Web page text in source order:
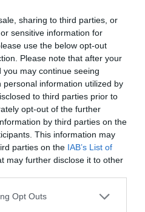
sharing to third parties, or
sensitive information for
use the below opt-out
Please note that after your
may continue seeing
information utilized by
to third parties prior to
opt-out of the further
by third parties on the
This information may
parties on the IAB’s List of
may further disclose it to other
app uses one or more Google
Opt Outs
οι Ουκρανοί:
πόλη μετά την
των Ρώσων (βίντεο)